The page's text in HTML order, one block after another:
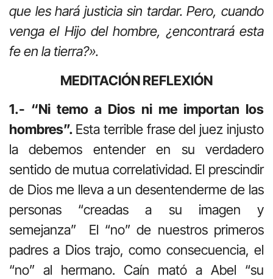
que les hará justicia sin tardar. Pero, cuando
venga el Hijo del hombre, ¿encontrará esta
fe en la tierra?».
MEDITACIÓN REFLEXIÓN
1.- “Ni temo a Dios ni me importan los
hombres”. Esta terrible frase del juez injusto
la debemos entender en su verdadero
sentido de mutua correlatividad. El prescindir
de Dios me lleva a un desentenderme de las
personas “creadas a su imagen y
semejanza” El “no” de nuestros primeros
padres a Dios trajo, como consecuencia, el
“no” al hermano. Caín mató a Abel “su